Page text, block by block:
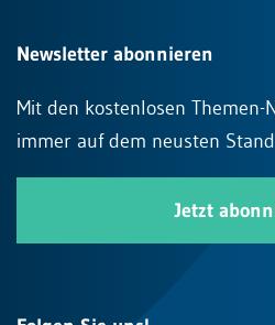
Newsletter abonnieren
Mit den kostenlosen
immer auf dem neusten
Jetzt